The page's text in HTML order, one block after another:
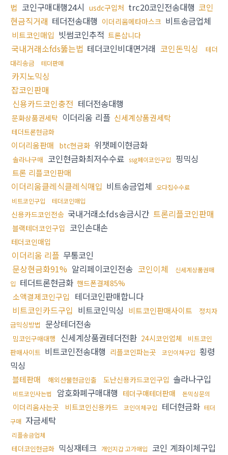
법 코인구매대행24시 usdc구입처 trc20코인전송대행 코인
현금직거래 테더전송대행 이더리움메타마스크 비트송금업체
비트코인매입 빗썸코인추적 트론삽니다
국내거래소fds뚫는법 테더코인비대면거래 코인돈믹싱
테더
대리송금
테더판매
카지노믹싱
잡코인판매
신용카드코인충전 테더전송대행
문화상품권세탁 이더리움 리플 신세계상품권세탁
테더트론현금화
이더리움판매 btc현금화 위챗페이현금화
솔라나구매 코인현금화최저수수료 ssg페이코인구입 핑믹싱
트론 리플코인판매
이더리움클레식클레식매입 비트송금업체 오다집수수료
비트코인구입
테더코인매입
신용카드코인전송 국내거래소fds송금시간 트론리플코인판매
블랙테더코인구입 코인손대손
테더코인매입
이더리움 리플 무통코인
문상현금화91% 알리페이코인전송 코인이체
신세계상품권매
입 테더트론현금화 핸드폰결제85%
소액결제코인구입
테더코인판매합니다
비트코인카드구입 비트코인믹싱 비트코인판매사이트
정치자
금믹싱방법 문상테더전송
밈코인구매대행 신세계상품권테더전환 24시코인업체
비트코인
판매사이트 비트코인전송대행 리플코인파는곳 코인이체구입 횡령
믹싱
블테판매 해외선물현금인출 도난신용카드코인구입 솔라나구입
비트코인사는법 암호화폐구매대행 테더구매테더판매 돈믹싱문의
이더리움사는곳 비트코인신용카드 코인이체구입 테더현금화 테더
구매 자금세탁
리플송금업체
테더코인현금화 믹싱재테크 개인지갑 고가매입 코인 계좌이체구입